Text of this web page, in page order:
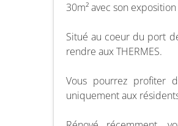
30m² avec son
Situé au coeur du port
rendre aux THERMES.
Vous pourrez profiter
uniquement aux